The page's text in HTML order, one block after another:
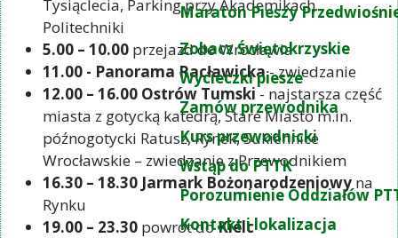
Maraton Pieszy
Zobacz Świętokrzyskie
Wycieczki piesze
Zamów przewodnika
Kurs przewodnicki
Wstąp do PTTK
Porozumienie Oddziałów
Kontakt i lokalizacja
Tysiąclecia, Parking przy Akademikach
Politechniki
5.00 – 10.00 przejazd do Wrocławia
11.00 - Panorama Racławicka- zwiedzanie
12.00 – 16.00 Ostrów Tumski- najstarsza część
miasta z gotycką katedrą, Stare Miasto m.in.
późnogotycki Ratusz, Rynek, Sukiennice
Wrocławskie – zwiedzanie z Przewodnikiem
16.30 – 18.30 Jarmark Bożonarodzeniowy na
Rynku
19.00 – 23.30 powrót doKielc